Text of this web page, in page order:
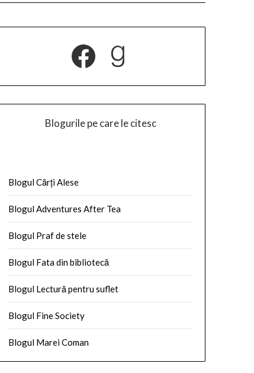
Facebook
Goodreads
Blogurile pe care le citesc
Blogul Cărți Alese
Blogul Adventures After Tea
Blogul Praf de stele
Blogul Fata din bibliotecă
Blogul Lectură pentru suflet
Blogul Fine Society
Blogul Marei Coman